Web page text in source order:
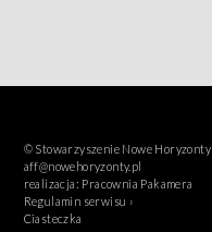
© Stowarzyszenie Nowe Horyzonty
aff@nowehoryzonty.pl
realizacja: Pracownia Pakamera
Regulamin serwisu ›
Ciasteczka